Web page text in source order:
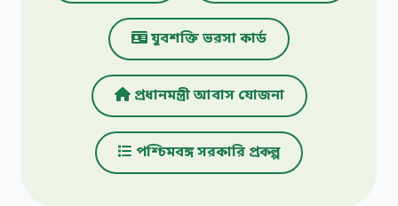
যুবশক্তি ভরসা কার্ড
প্রধানমন্ত্রী আবাস যোজনা
পশ্চিমবঙ্গ সরকারি প্রকল্প